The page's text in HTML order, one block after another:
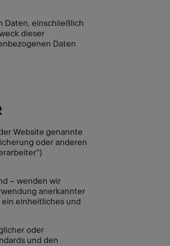
Daten, einschließlich
dieser
Daten
Website genannte
oder anderen
– wenden wir
anerkannter
einheitliches und
oder
und den